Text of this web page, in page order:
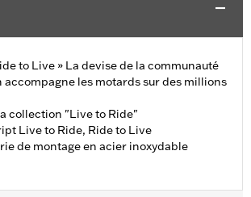
to Live » La devise de la communauté
accompagne les motards sur des millions
collection "Live to Ride"
Live to Ride, Ride to Live
de montage en acier inoxydable